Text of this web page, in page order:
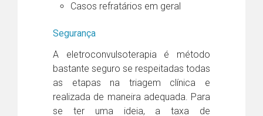
Casos refratários em geral
Segurança
A eletroconvulsoterapia é método
bastante seguro se respeitadas todas
as etapas na triagem clínica e
realizada de maneira adequada. Para
se ter uma ideia, a taxa de